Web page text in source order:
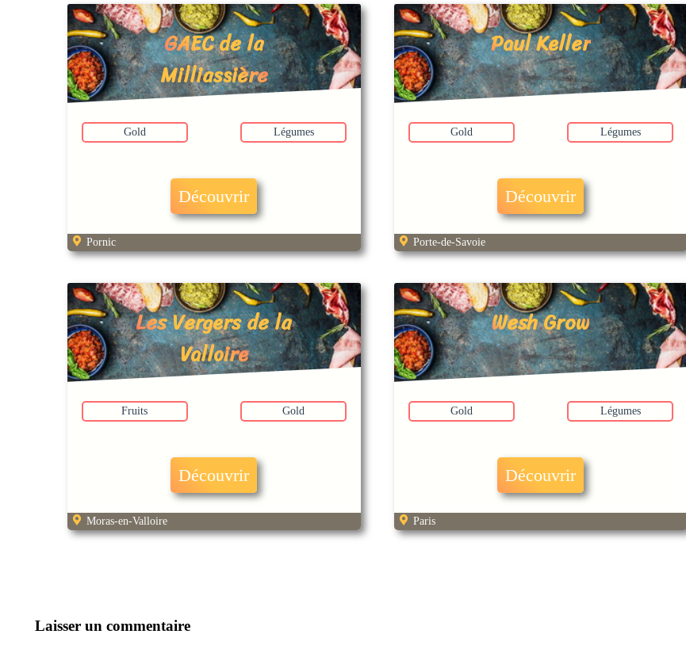
GAEC de la
Milliassière
Gold Légumes
Découvrir
Pornic
Paul Keller
Gold Légumes
Découvrir
Porte-de-Savoie
Les Vergers de la
Valloire
Fruits Gold
Découvrir
Moras-en-Valloire
Wesh Grow
Gold Légumes
Découvrir
Paris
Laisser un commentaire